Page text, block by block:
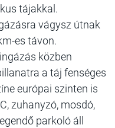
tájakkal.
vágysz útnak
es távon.
közben
a táj fenséges
európai szinten is
zuhanyzó, mosdó,
parkoló áll